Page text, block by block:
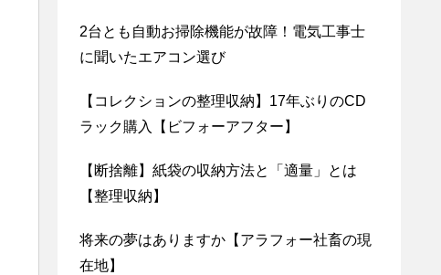
2台とも自動お掃除機能が故障！電気工事士
に聞いたエアコン選び
【コレクションの整理収納】17年ぶりのCD
ラック購入【ビフォーアフター】
【断捨離】紙袋の収納方法と「適量」とは
【整理収納】
将来の夢はありますか【アラフォー社畜の現
在地】